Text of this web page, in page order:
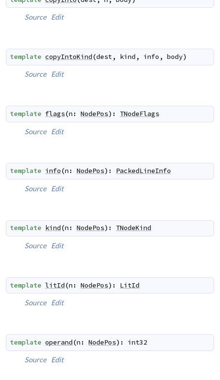
Source Edit
template copyIntoKind(dest, kind , info , body)
Source Edit
template flags(n : NodePos) : TNodeFlags
Source Edit
template info(n : NodePos) : PackedLineInfo
Source Edit
template kind(n : NodePos) : TNodeKind
Source Edit
template litId(n : NodePos) : LitId
Source Edit
template operand(n : NodePos) : int32
Source Edit